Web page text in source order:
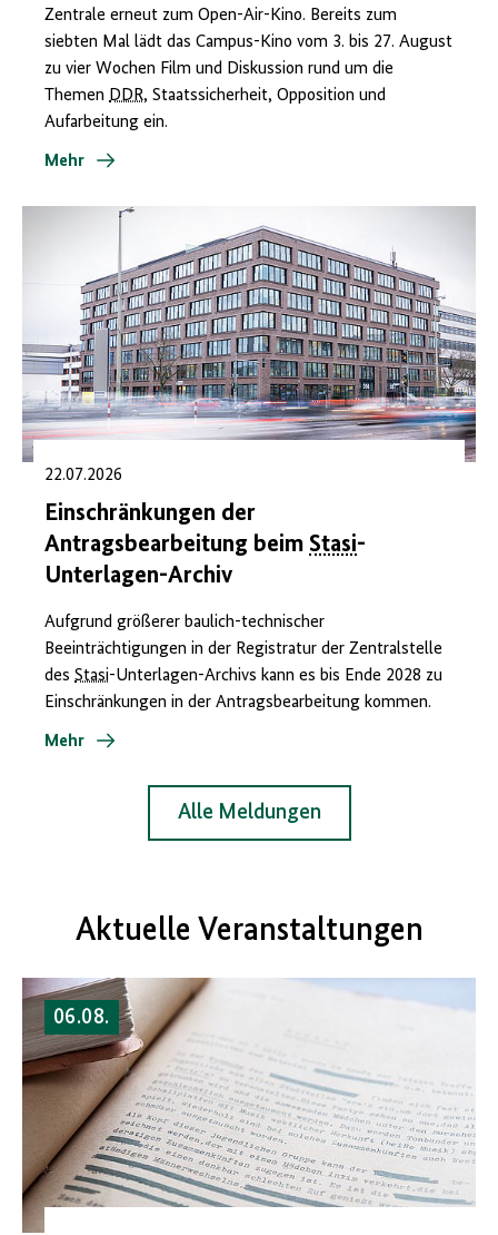
Zentrale erneut zum Open-Air-Kino. Bereits zum
siebten Mal lädt das Campus-Kino vom 3. bis 27. August
zu vier Wochen Film und Diskussion rund um die
Themen DDR, Staatssicherheit, Opposition und
Aufarbeitung ein.
Mehr
22.07.2026
Einschränkungen der
Antragsbearbeitung beim Stasi-
Unterlagen-Archiv
Aufgrund größerer baulich-technischer
Beeinträchtigungen in der Registratur der Zentralstelle
des Stasi-Unterlagen-Archivs kann es bis Ende 2028 zu
Einschränkungen in der Antragsbearbeitung kommen.
Mehr
Alle Meldungen
Aktuelle Veranstaltungen
06.08.